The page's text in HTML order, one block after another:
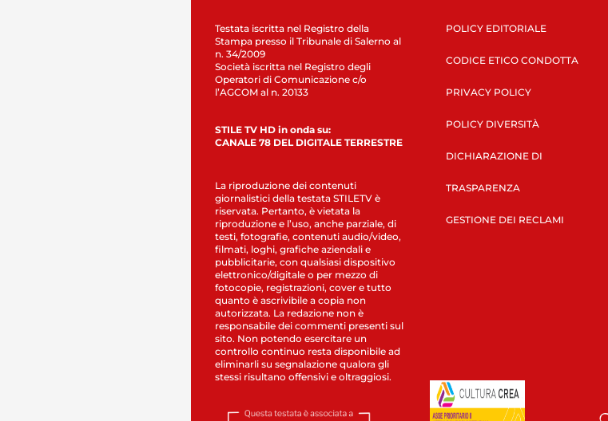
Testata iscritta nel Registro della
Stampa presso il Tribunale di Salerno al
n. 34/2009
Società iscritta nel Registro degli
Operatori di Comunicazione c/o
l’AGCOM al n. 20133
STILE TV HD in onda su:
CANALE 78 DEL DIGITALE TERRESTRE
La riproduzione dei contenuti
giornalistici della testata STILETV è
riservata. Pertanto, è vietata la
riproduzione e l’uso, anche parziale, di
testi, fotografie, contenuti audio/video,
filmati, loghi, grafiche aziendali e
pubblicitarie, con qualsiasi dispositivo
elettronico/digitale o per mezzo di
fotocopie, registrazioni, cover e tutto
quanto è ascrivibile a copia non
autorizzata. La redazione non è
responsabile dei commenti presenti sul
sito. Non potendo esercitare un
controllo continuo resta disponibile ad
eliminarli su segnalazione qualora gli
stessi risultano offensivi e oltraggiosi.
POLICY EDITORIALE
CODICE ETICO CONDOTTA
PRIVACY POLICY
POLICY DIVERSITÀ
DICHIARAZIONE DI
TRASPARENZA
GESTIONE DEI RECLAMI